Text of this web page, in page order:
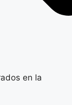
en la